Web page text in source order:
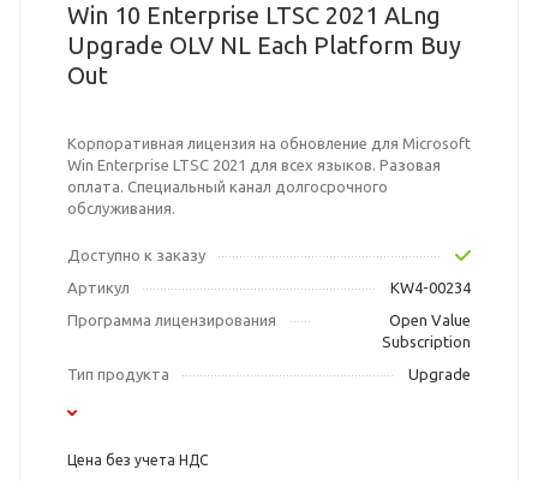
Win 10 Enterprise LTSC 2021 ALng
Upgrade OLV NL Each Platform Buy
Out
Корпоративная лицензия на обновление для Microsoft
Win Enterprise LTSC 2021 для всех языков. Разовая
оплата. Специальный канал долгосрочного
обслуживания.
Доступно к заказу
Артикул
KW4-00234
Программа лицензирования
Open Value
Subscription
Тип продукта
Upgrade
Цена без учета НДС